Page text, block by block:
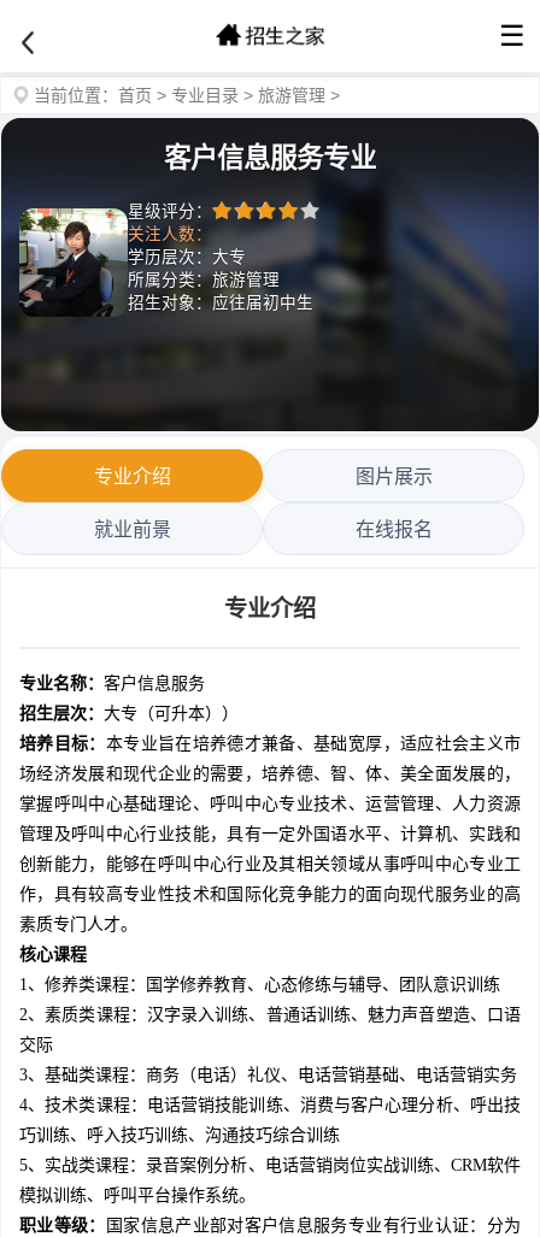
☰
当前位置： 首页 > 专业目录 > 旅游管理 >
客户信息服务专业
星级评分：
关注人数：
学历层次：大专
所属分类：旅游管理
招生对象：应往届初中生
专业介绍 图片展示
就业前景 在线报名
专业介绍
专业名称： 客户信息服务
招生层次： 大专（可升本））
培养目标： 本专业旨在培养德才兼备、基础宽厚，适应社会主义市
场经济发展和现代企业的需要，培养德、智、体、美全面发展的，
掌握呼叫中心基础理论、呼叫中心专业技术、运营管理、人力资源
管理及呼叫中心行业技能，具有一定外国语水平、计算机、实践和
创新能力，能够在呼叫中心行业及其相关领域从事呼叫中心专业工
作，具有较高专业性技术和国际化竞争能力的面向现代服务业的高
素质专门人才。
核心课程
1、修养类课程：国学修养教育、心态修练与辅导、团队意识训练
2、素质类课程：汉字录入训练、普通话训练、魅力声音塑造、口语
交际
3、基础类课程：商务（电话）礼仪、电话营销基础、电话营销实务
4、技术类课程：电话营销技能训练、消费与客户心理分析、呼出技
巧训练、呼入技巧训练、沟通技巧综合训练
5、实战类课程：录音案例分析、电话营销岗位实战训练、CRM软件
模拟训练、呼叫平台操作系统。
职业等级：
国家信息产业部对客户信息服务专业有行业认证：分为